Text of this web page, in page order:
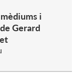
i
Gerard